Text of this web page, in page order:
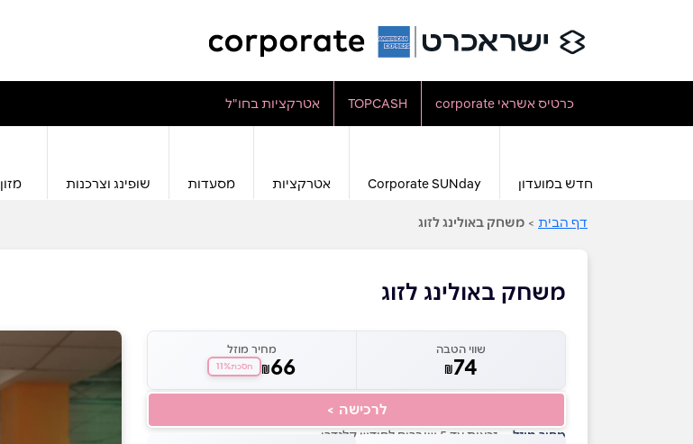
כרטיס אשראי corporate TOPCASH אטרקציות בחו"ל
חדש במועדון Corporate SUNday אטרקציות מסעדות שופינג וצרכנות מזון
דף הבית > משחק באולינג לזוג
משחק באולינג לזוג
שווי הטבה
₪74
מחיר מוזל
₪66 חסכת11%
לרכישה >
מחיר מוזל — זכאות עד 5 שוברים לחודש קלנדרי